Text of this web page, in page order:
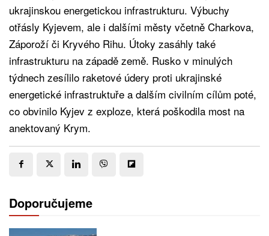
ukrajinskou energetickou infrastrukturu. Výbuchy
otřásly Kyjevem, ale i dalšími městy včetně Charkova,
Záporoží či Kryvého Rihu. Útoky zasáhly také
infrastrukturu na západě země. Rusko v minulých
týdnech zesílilo raketové údery proti ukrajinské
energetické infrastruktuře a dalším civilním cílům poté,
co obvinilo Kyjev z exploze, která poškodila most na
anektovaný Krym.
Doporučujeme